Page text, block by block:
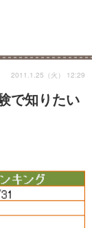
で知りたい
2011.1.25（火） 12:29